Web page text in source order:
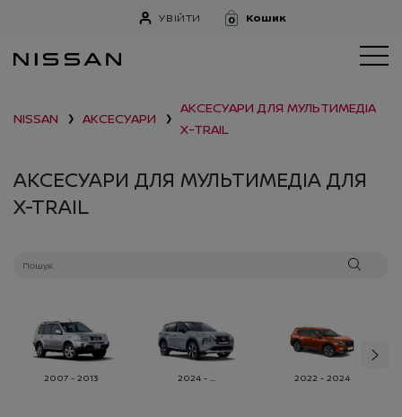
УВІЙТИ 0 Кошик
NISSAN ❯ АКСЕСУАРИ ❯
АКСЕСУАРИ ДЛЯ МУЛЬТИМЕДІА
X-TRAIL
АКСЕСУАРИ ДЛЯ МУЛЬТИМЕДІА ДЛЯ
X-TRAIL
2007 - 2013 2024 - ... 2022 - 2024